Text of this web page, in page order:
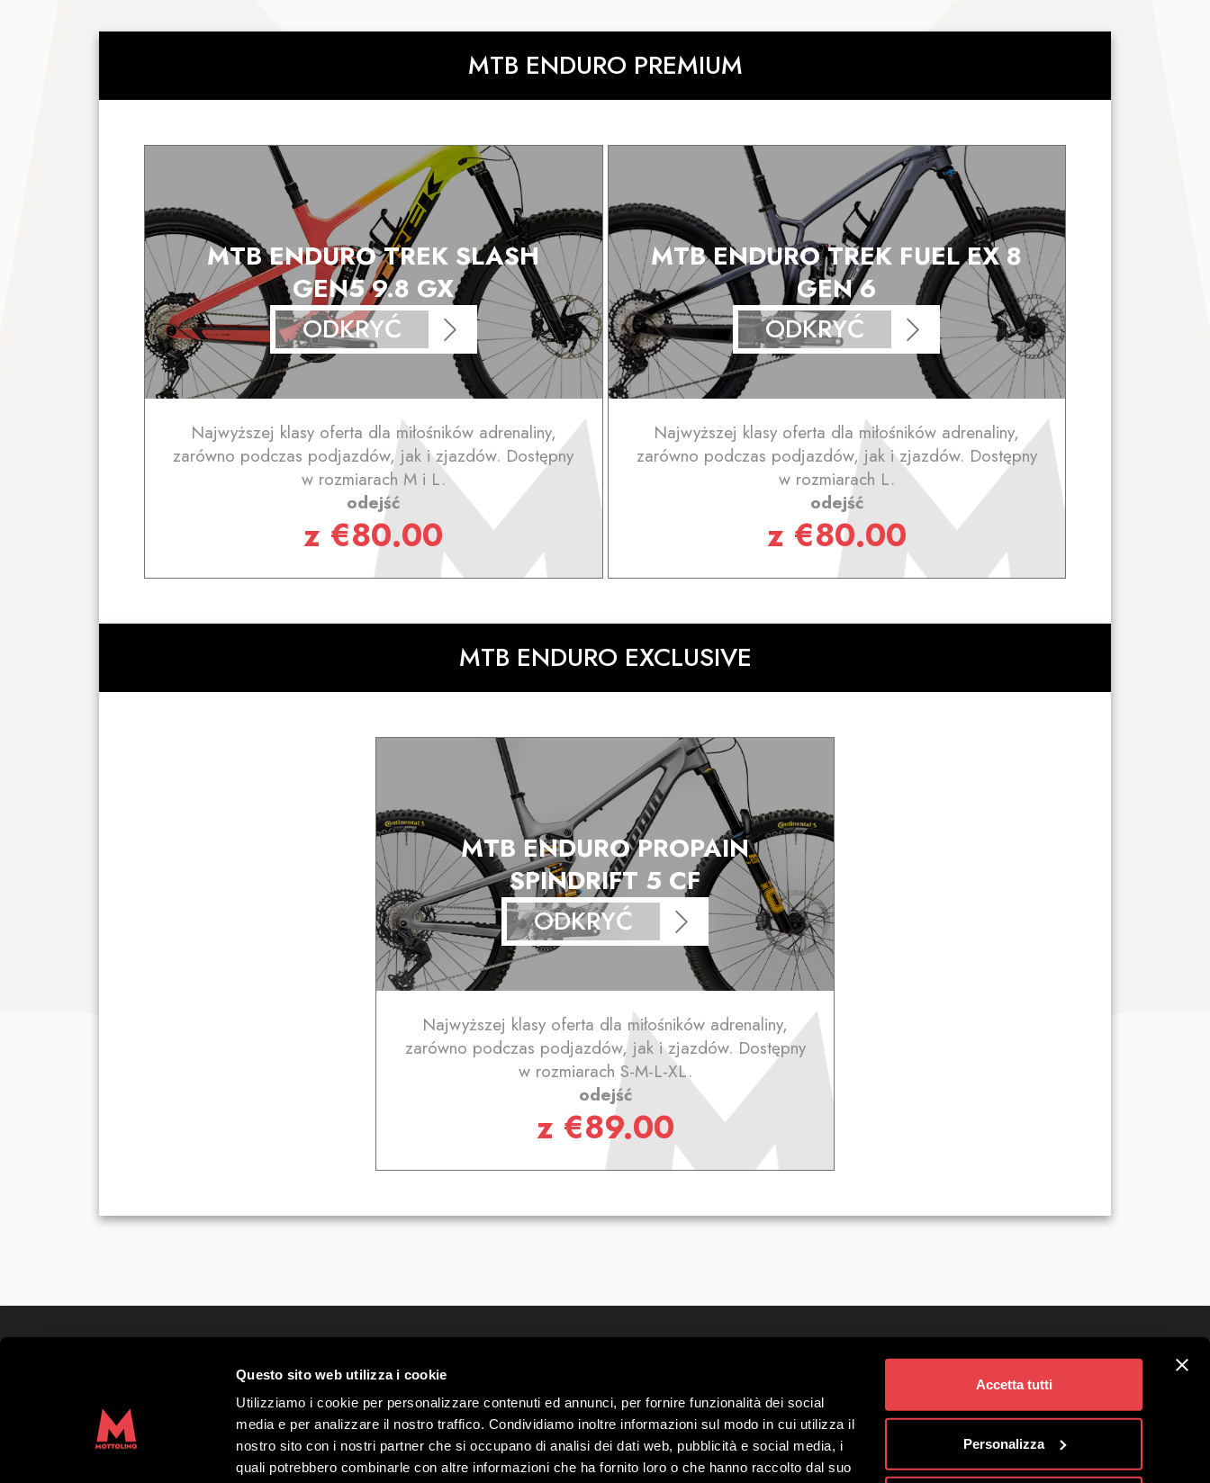
Questo sito web utilizza i cookie
Utilizziamo i cookie per personalizzare contenuti ed annunci, per fornire funzionalità dei social
media e per analizzare il nostro traffico. Condividiamo inoltre informazioni sul modo in cui utilizza il
nostro sito con i nostri partner che si occupano di analisi dei dati web, pubblicità e social media, i
quali potrebbero combinarle con altre informazioni che ha fornito loro o che hanno raccolto dal suo
Accetta tutti
Personalizza
MTB ENDURO PREMIUM
MTB ENDURO TREK SLASH
GEN5 9.8 GX
ODKRYĆ
Najwyższej klasy oferta dla miłośników adrenaliny,
zarówno podczas podjazdów, jak i zjazdów. Dostępny
w rozmiarach M i L.
odejść
z €80.00
MTB ENDURO TREK FUEL EX 8
GEN 6
ODKRYĆ
Najwyższej klasy oferta dla miłośników adrenaliny,
zarówno podczas podjazdów, jak i zjazdów. Dostępny
w rozmiarach L.
odejść
z €80.00
MTB ENDURO EXCLUSIVE
MTB ENDURO PROPAIN
SPINDRIFT 5 CF
ODKRYĆ
Najwyższej klasy oferta dla miłośników adrenaliny,
zarówno podczas podjazdów, jak i zjazdów. Dostępny
w rozmiarach S-M-L-XL.
odejść
z €89.00
Via Bondi 473, 23041 Livigno (SO) – C.F. 00585220148
Kapitał zakładowy € 8.772.000,00 – REA di Sondrio n.
Copyright 2019 Mottolino S.p.A.- Website: Webtek
Pracuj znami
Regulamin Mottolino Vibes
Privacy & Cookie Policy
Warunki Sprzedaży
Parkingi
Oferty dla Grup
Mottolino Spółka Benefitowa